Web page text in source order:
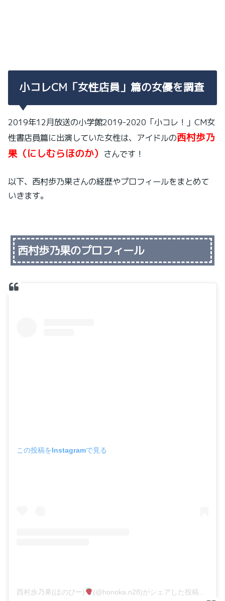
小コレCM「女性店員」篇の女優を調査
2019年12月放送の小学館2019-2020「小コレ！」CM女
性書店員篇に出演していた女性は、アイドルの西村歩乃
果（にしむらほのか） さんです！
以下、西村歩乃果さんの経歴やプロフィールをまとめて
いきます。
西村歩乃果のプロフィール
この投稿をInstagramで見る
西村歩乃果(ほのぴー) (@honoka.n28)がシェアした投稿